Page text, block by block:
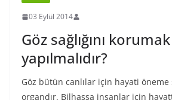
03 Eylül 2014
Göz sağlığını
yapılmalıdır?
Göz bütün canlılar için hayati
organdır. Bilhassa insanlar için